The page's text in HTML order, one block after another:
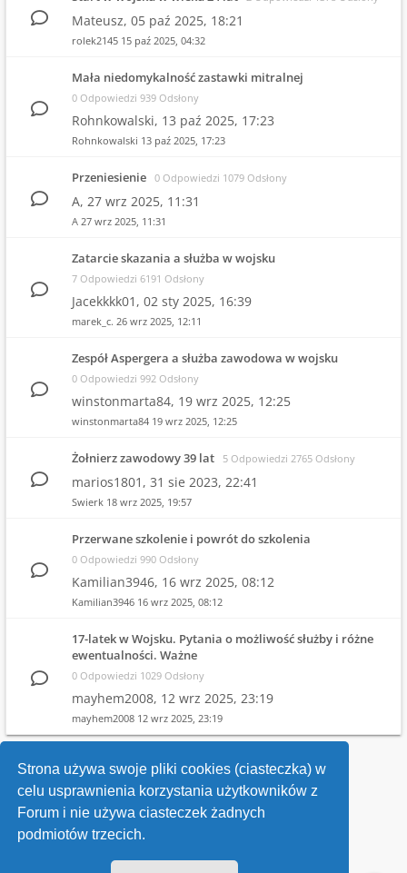
Strona używa swoje pliki cookies (ciasteczka) w
celu usprawnienia korzystania użytkowników z
Forum i nie używa ciasteczek żadnych
podmiotów trzecich.
Mateusz, 05 paź 2025, 18:21
rolek2145 15 paź 2025, 04:32
Mała niedomykalność zastawki mitralnej
0 Odpowiedzi 939 Odsłony
Rohnkowalski, 13 paź 2025, 17:23
Rohnkowalski 13 paź 2025, 17:23
Przeniesienie 0 Odpowiedzi 1079 Odsłony
A, 27 wrz 2025, 11:31
A 27 wrz 2025, 11:31
Zatarcie skazania a służba w wojsku
7 Odpowiedzi 6191 Odsłony
Jacekkkk01, 02 sty 2025, 16:39
marek_c. 26 wrz 2025, 12:11
Zespół Aspergera a służba zawodowa w wojsku
0 Odpowiedzi 992 Odsłony
winstonmarta84, 19 wrz 2025, 12:25
winstonmarta84 19 wrz 2025, 12:25
Żołnierz zawodowy 39 lat 5 Odpowiedzi 2765 Odsłony
marios1801, 31 sie 2023, 22:41
Swierk 18 wrz 2025, 19:57
Przerwane szkolenie i powrót do szkolenia
0 Odpowiedzi 990 Odsłony
Kamilian3946, 16 wrz 2025, 08:12
Kamilian3946 16 wrz 2025, 08:12
17-latek w Wojsku. Pytania o możliwość służby i różne
ewentualności. Ważne
0 Odpowiedzi 1029 Odsłony
mayhem2008, 12 wrz 2025, 23:19
mayhem2008 12 wrz 2025, 23:19
1 2 3 4 … 10
Wróć do wykazu forów